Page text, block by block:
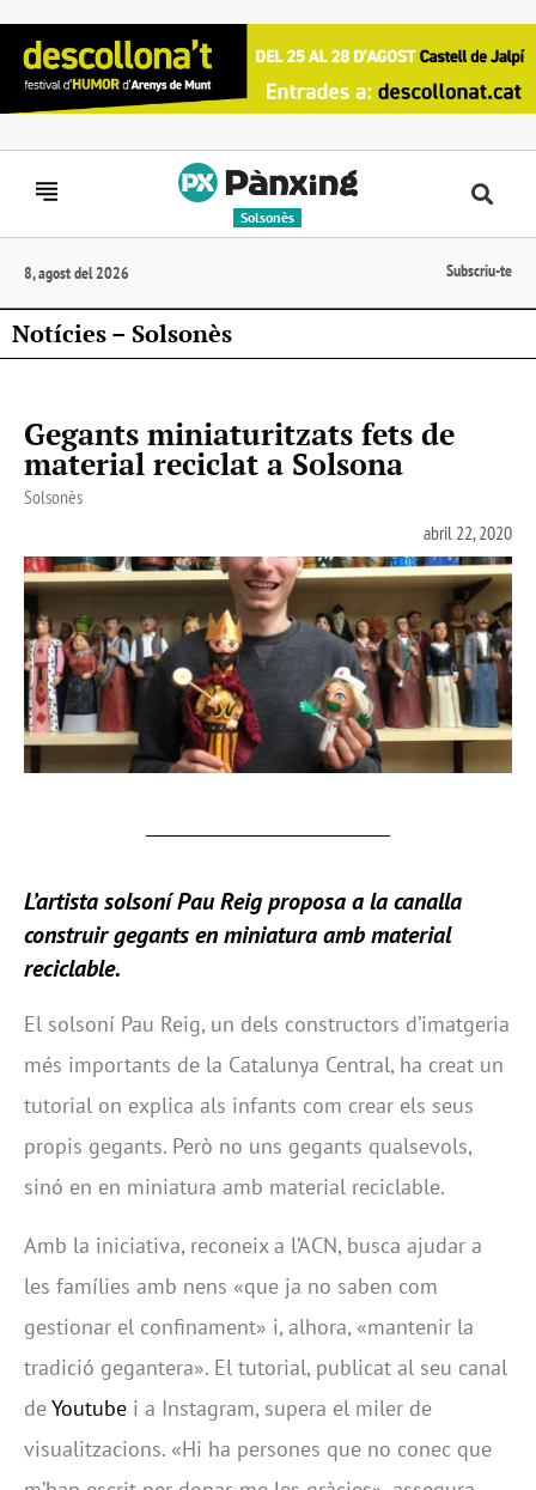
Solsonès
8, agost del 2026 Subscriu-te
Notícies – Solsonès
Gegants miniaturitzats fets de
material reciclat a Solsona
Solsonès
abril 22, 2020
L’artista solsoní Pau Reig proposa a la canalla
construir gegants en miniatura amb material
reciclable.
El solsoní Pau Reig, un dels constructors d’imatgeria
més importants de la Catalunya Central, ha creat un
tutorial on explica als infants com crear els seus
propis gegants. Però no uns gegants qualsevols,
sinó en en miniatura amb material reciclable.
Amb la iniciativa, reconeix a l’ACN, busca ajudar a
les famílies amb nens «que ja no saben com
gestionar el confinament» i, alhora, «mantenir la
tradició gegantera». El tutorial, publicat al seu canal
deYoutube i a Instagram, supera el miler de
visualitzacions. «Hi ha persones que no conec que